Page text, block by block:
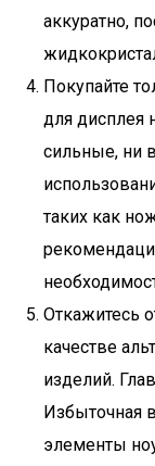
аккуратно,
Покупайте
для дисплея
сильные, ни
таких как
Откажитесь
качестве
изделий.
Избыточная
элементы